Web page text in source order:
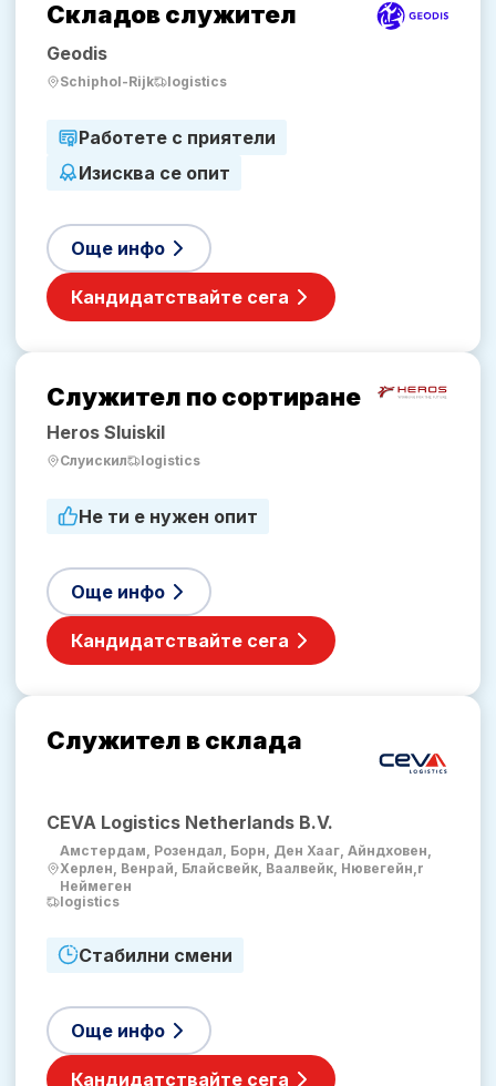
Складов служител
Geodis
Schiphol-Rijk logistics
Работете с приятели
Изисква се опит
Още инфо
Кандидатствайте сега
Служител по сортиране
Heros Sluiskil
Слуискил logistics
Не ти е нужен опит
Още инфо
Кандидатствайте сега
Служител в склада
CEVA Logistics Netherlands B.V.
Амстердам, Розендал, Борн, Ден Хааг, Айндховен,
Херлен, Венрай, Блайсвейк, Ваалвейк, Нювегейн,r
Неймеген
logistics
Стабилни смени
Още инфо
Кандидатствайте сега